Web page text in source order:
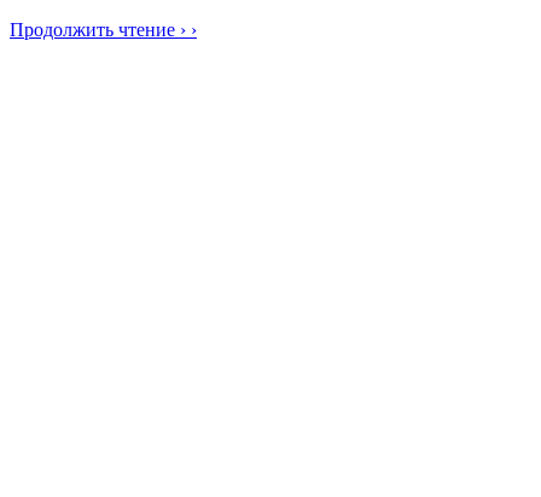
Продолжить чтение › ›